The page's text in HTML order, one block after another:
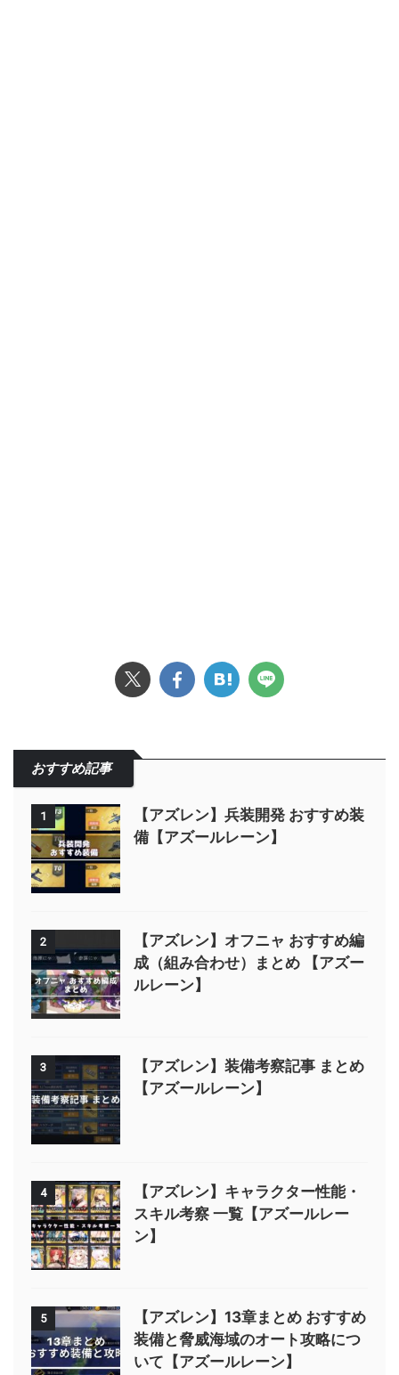
おすすめ記事
1
【アズレン】兵装開発 おすすめ装
備【アズールレーン】
2
【アズレン】オフニャ おすすめ編
成（組み合わせ）まとめ 【アズー
ルレーン】
3
【アズレン】装備考察記事 まとめ
【アズールレーン】
4
【アズレン】キャラクター性能・
スキル考察 一覧【アズールレー
ン】
5
【アズレン】13章まとめ おすすめ
装備と脅威海域のオート攻略につ
いて【アズールレーン】